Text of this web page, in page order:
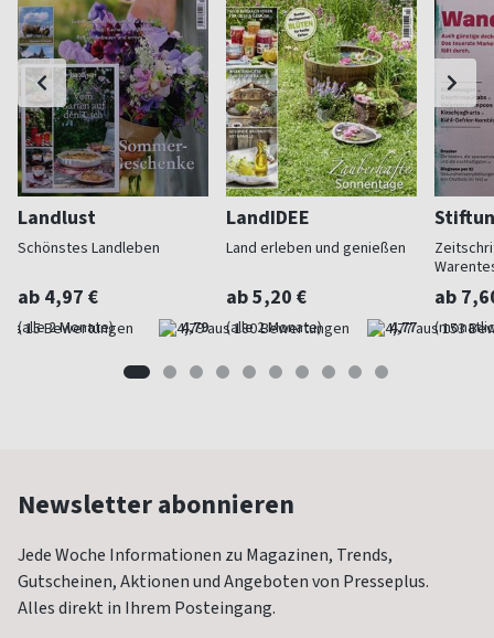
Landlust
Schönstes Landleben
ab 4,97 €
(alle 2 Monate) 4,79
LandIDEE
Land erleben und genießen
ab 5,20 €
(alle 2 Monate) 4,77
ab
Newsletter abonnieren
Jede Woche Informationen zu Magazinen, Trends,
Gutscheinen, Aktionen und Angeboten von Presseplus.
Alles direkt in Ihrem Posteingang.